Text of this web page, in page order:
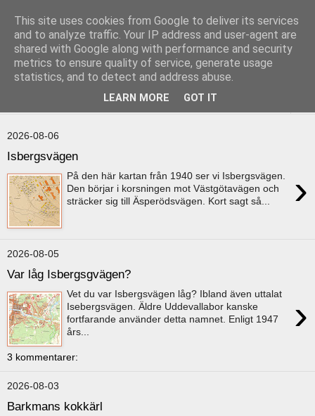
uddevallabloggen.se
med stort och smått från Uddevallas horisont
2026-08-06
Isbergsvägen
›
På den här kartan från 1940 ser vi Isbergsvägen.
Den börjar i korsningen mot Västgötavägen och
sträcker sig till Äsperödsvägen. Kort sagt så...
2026-08-05
Var låg Isbergsgvägen?
›
Vet du var Isbergsvägen låg? Ibland även uttalat
Isebergsvägen. Äldre Uddevallabor kanske
fortfarande använder detta namnet. Enligt 1947
års...
3 kommentarer:
2026-08-03
Barkmans kokkärl
This site uses cookies from Google to deliver its services
and to analyze traffic. Your IP address and user-agent are
shared with Google along with performance and security
metrics to ensure quality of service, generate usage
statistics, and to detect and address abuse.
LEARN MORE GOT IT